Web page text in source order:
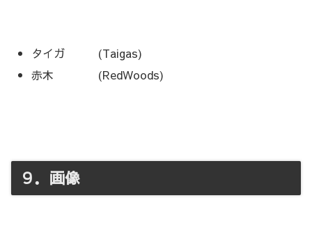
タイガ (Taigas)
赤木 (RedWoods)
９．画像